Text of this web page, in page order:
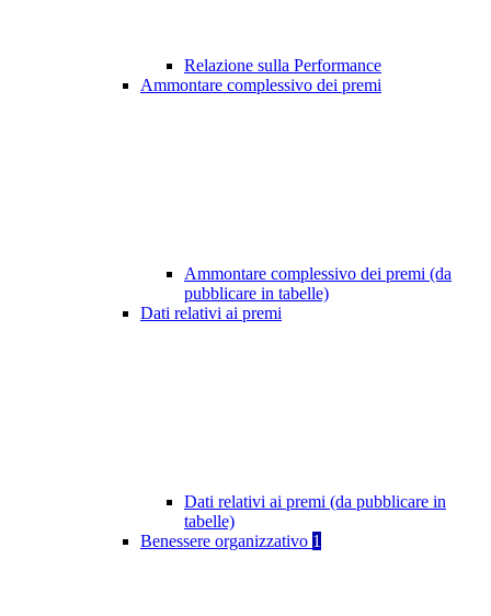
Relazione sulla Performance
Ammontare complessivo dei premi
Ammontare complessivo dei premi (da
pubblicare in tabelle)
Dati relativi ai premi
Dati relativi ai premi (da pubblicare in
tabelle)
Benessere organizzativo 1